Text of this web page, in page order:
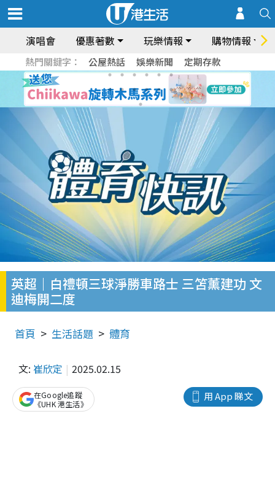
演唱會 優惠著數 玩樂情報 購物情報
熱門關鍵字： 公屋熱話 娛樂新聞 定期存款
英超｜白禮頓三球淨勝車路士 三笘薰建功 文
迪梅開二度
首頁 生活話題 體育
文: 崔欣定 2025.02.15
用 App 睇文
在Google追蹤
《UHK 港生活》